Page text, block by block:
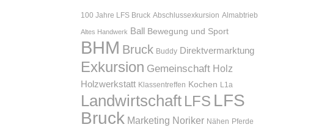
100 Jahre LFS Bruck Abschlussexkursion Almabtrieb
Altes Handwerk Ball Bewegung und Sport
BHM Bruck Buddy Direktvermarktung
Exkursion Gemeinschaft Holz
Holzwerkstatt Klassentreffen Kochen L1a
Landwirtschaft LFS LFS
Bruck Marketing Noriker Nähen Pferde